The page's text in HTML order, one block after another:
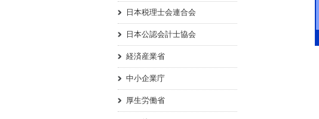
日本税理士会連合会
日本公認会計士協会
経済産業省
中小企業庁
厚生労働省